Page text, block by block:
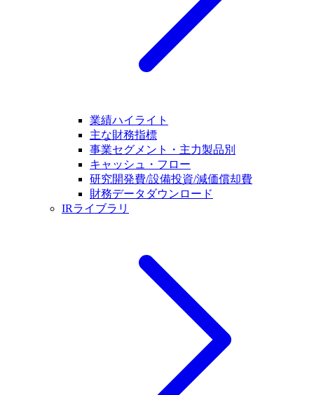
業績ハイライト
主な財務指標
事業セグメント・主力製品別
キャッシュ・フロー
研究開発費/設備投資/減価償却費
財務データダウンロード
IRライブラリ